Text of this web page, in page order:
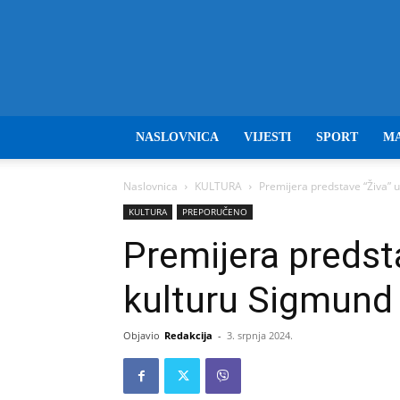
NASLOVNICA VIJESTI SPORT
Naslovnica KULTURA Premijera predstave “Živa”
KULTURA PREPORUČENO
Premijera
kulturu
Objavio Redakcija - 3. srpnja 2024.